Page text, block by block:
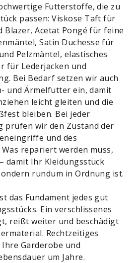
Futterstoffe, die zu
passen: Viskose Taft für
Blazer, Acetat Pongé für feine
Satin Duchesse für
Pelzmäntel, elastisches
für Lederjacken und
Bei Bedarf setzen wir auch
und Ärmelfutter ein, damit
leicht gleiten und die
bleiben. Bei jeder
prüfen wir den Zustand der
und des
repariert werden muss,
damit Ihr Kleidungsstück
rundum in Ordnung ist.
das Fundament jedes gut
Ein verschlissenes
reißt weiter und beschädigt
Rechtzeitiges
Garderobe und
um Jahre.